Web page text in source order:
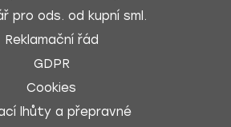
pro ods. od kupní sml.
Reklamační řád
GDPR
Cookies
lhůty a přepravné